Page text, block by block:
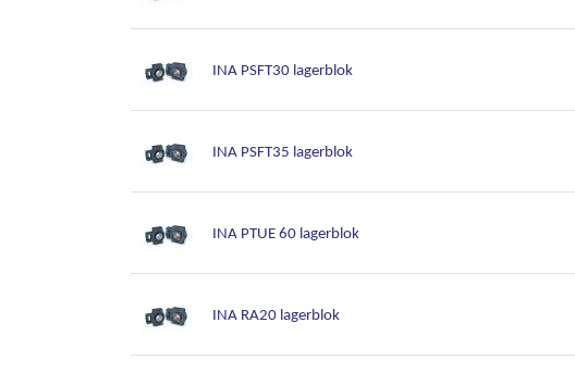
INA PSFT30 lagerblok
INA PSFT35 lagerblok
INA PTUE 60 lagerblok
INA RA20 lagerblok